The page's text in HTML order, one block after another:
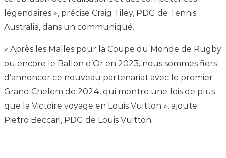
légendaires », précise Craig Tiley, PDG de Tennis
Australia, dans un communiqué.
« Après les Malles pour la Coupe du Monde de Rugby
ou encore le Ballon d’Or en 2023, nous sommes fiers
d’annoncer ce nouveau partenariat avec le premier
Grand Chelem de 2024, qui montre une fois de plus
que la Victoire voyage en Louis Vuitton », ajoute
Pietro Beccari, PDG de Louis Vuitton.